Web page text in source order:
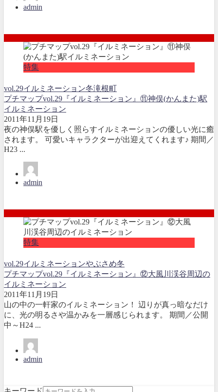
admin
特集
vol.29イルミネーション冬滝根町
プチマップvol.29『イルミネーション』⑪神俣(かんまた)駅
イルミネーション
2011年11月19日
夜の神俣駅を優しく照らすイルミネーションの優しい光に癒
されます。 可愛いキャラクターが出迎えてくれます♪ 期間／
H23 ...
admin
特集
vol.29イルミネーションやぶさめ冬
プチマップvol.29『イルミネーション』⑫大風川渓谷周辺の
イルミネーション
2011年11月19日
山の中の一軒家のイルミネーション！ 辺りが真っ暗なだけ
に、光の明るさや温かみを一層感じられます。 期間／公開
中～H24 ...
admin